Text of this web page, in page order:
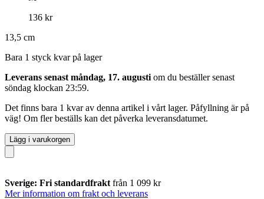
136 kr
13,5 cm
Bara 1 styck kvar på lager
Leverans senast måndag, 17. augusti om du beställer senast
söndag klockan 23:59.
Det finns bara 1 kvar av denna artikel i vårt lager. Påfyllning är på
väg! Om fler beställs kan det påverka leveransdatumet.
Lägg i varukorgen
Sverige: Fri standardfrakt från 1 099 kr
Mer information om frakt och leverans